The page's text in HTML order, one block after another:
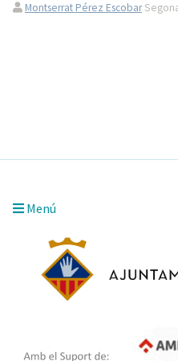
Montserrat Pérez Escobar
Menú